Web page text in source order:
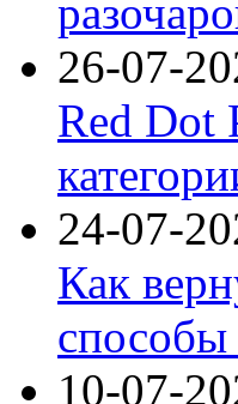
26-07-
Red Dot
24-07-
Как
способы
10-07-